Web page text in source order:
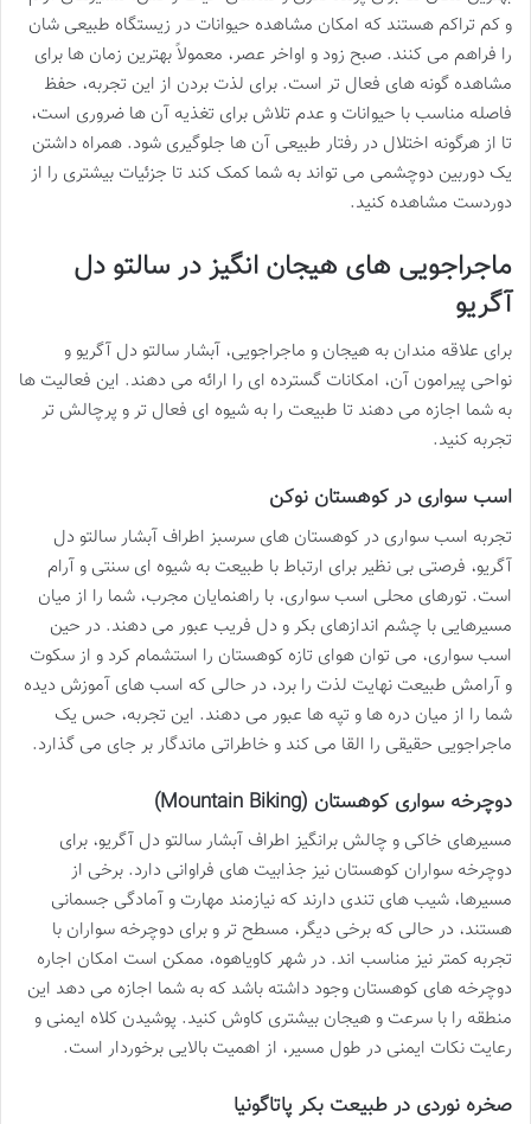
و کم تراکم هستند که امکان مشاهده حیوانات در زیستگاه طبیعی شان
را فراهم می کنند. صبح زود و اواخر عصر، معمولاً بهترین زمان ها برای
مشاهده گونه های فعال تر است. برای لذت بردن از این تجربه، حفظ
فاصله مناسب با حیوانات و عدم تلاش برای تغذیه آن ها ضروری است،
تا از هرگونه اختلال در رفتار طبیعی آن ها جلوگیری شود. همراه داشتن
یک دوربین دوچشمی می تواند به شما کمک کند تا جزئیات بیشتری را از
دوردست مشاهده کنید.
ماجراجویی های هیجان انگیز در سالتو دل
آگریو
برای علاقه مندان به هیجان و ماجراجویی، آبشار سالتو دل آگریو و
نواحی پیرامون آن، امکانات گسترده ای را ارائه می دهند. این فعالیت ها
به شما اجازه می دهند تا طبیعت را به شیوه ای فعال تر و پرچالش تر
تجربه کنید.
اسب سواری در کوهستان نوکن
تجربه اسب سواری در کوهستان های سرسبز اطراف آبشار سالتو دل
آگریو، فرصتی بی نظیر برای ارتباط با طبیعت به شیوه ای سنتی و آرام
است. تورهای محلی اسب سواری، با راهنمایان مجرب، شما را از میان
مسیرهایی با چشم اندازهای بکر و دل فریب عبور می دهند. در حین
اسب سواری، می توان هوای تازه کوهستان را استشمام کرد و از سکوت
و آرامش طبیعت نهایت لذت را برد، در حالی که اسب های آموزش دیده
شما را از میان دره ها و تپه ها عبور می دهند. این تجربه، حس یک
ماجراجویی حقیقی را القا می کند و خاطراتی ماندگار بر جای می گذارد.
دوچرخه سواری کوهستان (Mountain Biking)
مسیرهای خاکی و چالش برانگیز اطراف آبشار سالتو دل آگریو، برای
دوچرخه سواران کوهستان نیز جذابیت های فراوانی دارد. برخی از
مسیرها، شیب های تندی دارند که نیازمند مهارت و آمادگی جسمانی
هستند، در حالی که برخی دیگر، مسطح تر و برای دوچرخه سواران با
تجربه کمتر نیز مناسب اند. در شهر کاویاهوه، ممکن است امکان اجاره
دوچرخه های کوهستان وجود داشته باشد که به شما اجازه می دهد این
منطقه را با سرعت و هیجان بیشتری کاوش کنید. پوشیدن کلاه ایمنی و
رعایت نکات ایمنی در طول مسیر، از اهمیت بالایی برخوردار است.
صخره نوردی در طبیعت بکر پاتاگونیا